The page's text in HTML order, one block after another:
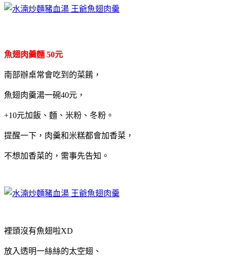
魚翅肉羹麵 50元
南部辦桌常會吃到的菜餚，
魚翅肉羹湯一碗40元，
+10元加飯、麵、米粉、冬粉。
提醒一下，肉羹和米糕都會加香菜，
不想加香菜的，需事先告知。
裡頭沒有魚翅啦XD
放入透明一絲絲的太空翅、